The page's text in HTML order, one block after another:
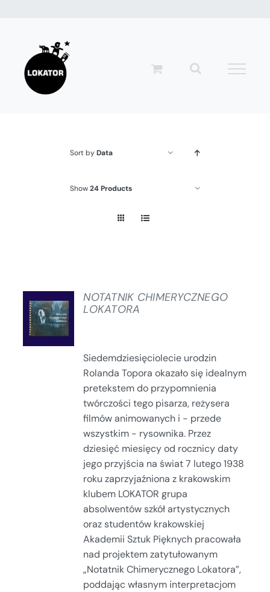
zawartości
Sort byData
Show24 Products
SZCZEGÓŁY
NOTATNIK CHIMERYCZNEGO
LOKATORA
Siedemdziesięciolecie urodzin
Rolanda Topora okazało się idealnym
pretekstem do przypomnienia
twórczości tego pisarza, reżysera
filmów animowanych i - przede
wszystkim - rysownika. Przez
dziesięć miesięcy od rocznicy daty
jego przyjścia na świat 7 lutego 1938
roku zaprzyjaźniona z krakowskim
klubem LOKATOR grupa
absolwentów szkół artystycznych
oraz studentów krakowskiej
Akademii Sztuk Pięknych pracowała
nad projektem zatytułowanym
„Notatnik Chimerycznego Lokatora”,
poddając własnym interpretacjom